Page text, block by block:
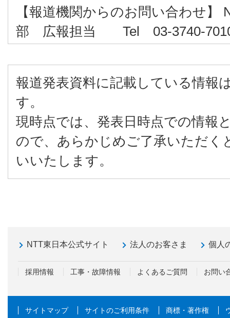
【報道機関からのお問い合わせ
部 広報担当 Tel 03-3740-
報道発表資料に記載している情報
す。
現時点では、発表日時点での情報
ので、あらかじめご了承いただく
いいたします。
NTT東日本公式サイト 法人のお客さま 個人
採用情報 工事・故障情報 よくあるご質問 お問い
サイトマップ サイトのご利用条件 商標・著作権